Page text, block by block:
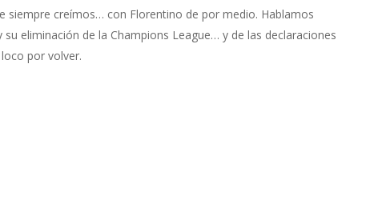
siempre creímos… con Florentino de por medio. Hablamos
eliminación de la Champions League… y de las declaraciones
por volver.